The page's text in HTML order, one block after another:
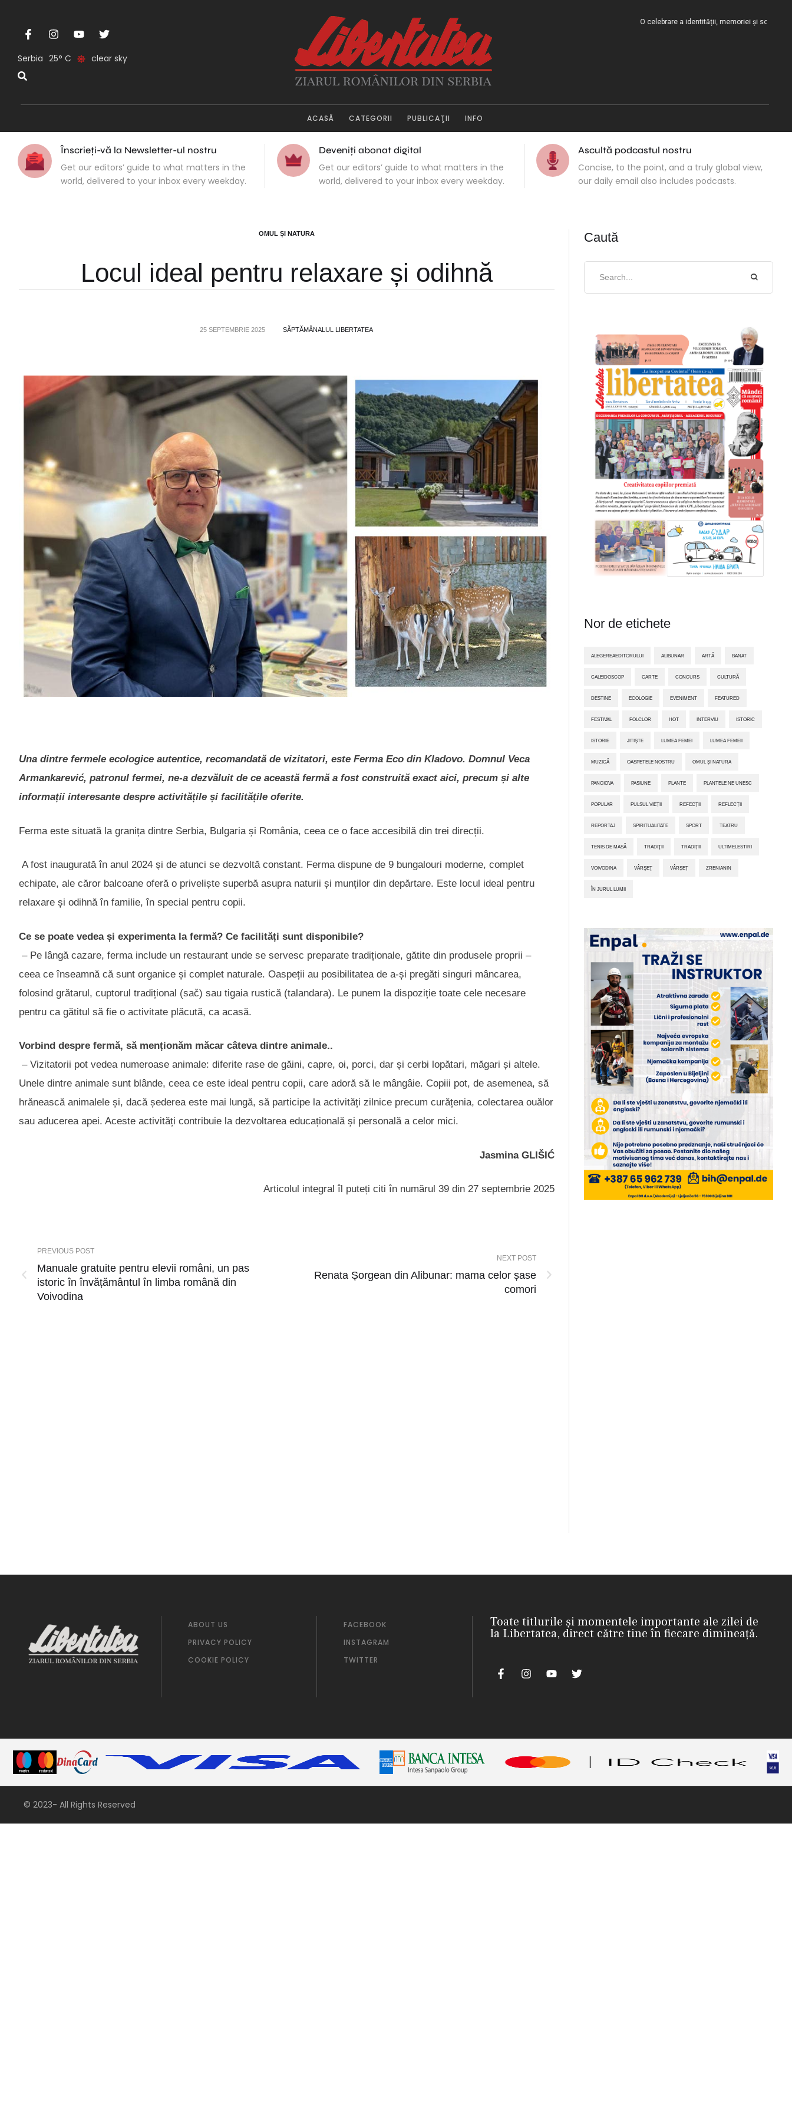
Serbia 25 clear sky
O celebrare a identității, memoriei și solidarității
ACASĂ CATEGORII PUBLICAŢII INFO
Înscrieți-vă la Newsletter-ul nostru
Get our editors’ guide to what matters in the
world, delivered to your inbox every weekday.
Deveniți abonat digital
Get our editors’ guide to what matters in the
world, delivered to your inbox every weekday.
Ascultă podcastul nostru
Concise, to the point, and a truly global view,
our daily email also includes podcasts.
OMUL ȘI NATURA
Locul ideal pentru relaxare și odihnă
25 SEPTEMBRIE 2025 SĂPTĂMÂNALUL LIBERTATEA
Una dintre fermele ecologice autentice, recomandată de vizitatori, este Ferma Eco din Kladovo. Domnul Veca
Armankarević, patronul fermei, ne-a dezvăluit de ce această fermă a fost construită exact aici, precum și alte
informații interesante despre activitățile și facilitățile oferite.
Ferma este situată la granița dintre Serbia, Bulgaria și România, ceea ce o face accesibilă din trei direcții.
A fost inaugurată în anul 2024 și de atunci se dezvoltă constant. Ferma dispune de 9 bungalouri moderne, complet
echipate, ale căror balcoane oferă o priveliște superbă asupra naturii și munților din depărtare. Este locul ideal pentru
relaxare și odihnă în familie, în special pentru copii.
Ce se poate vedea și experimenta la fermă? Ce facilități sunt disponibile?
– Pe lângă cazare, ferma include un restaurant unde se servesc preparate tradiționale, gătite din produsele proprii –
ceea ce înseamnă că sunt organice și complet naturale. Oaspeții au posibilitatea de a-și pregăti singuri mâncarea,
folosind grătarul, cuptorul tradițional (sač) sau tigaia rustică (talandara). Le punem la dispoziție toate cele necesare
pentru ca gătitul să fie o activitate plăcută, ca acasă.
Vorbind despre fermă, sămenționăm măcar câteva dintre animale..
– Vizitatorii pot vedea numeroase animale: diferite rase de găini, capre, oi, porci, dar și cerbi lopătari, măgari și altele.
Unele dintre animale sunt blânde, ceea ce este ideal pentru copii, care adoră să le mângâie. Copiii pot, de asemenea, să
hrănească animalele și, dacă șederea este mai lungă, să participe la activități zilnice precum curățenia, colectarea ouălor
sau aducerea apei. Aceste activități contribuie la dezvoltarea educațională și personală a celor mici.
Jasmina GLIŠIĆ
Articolul integral îl puteți citi în numărul 39 din 27 septembrie 2025
PREVIOUS POST
Manuale gratuite pentru elevii români, un pas
istoric în învățământul în limba română din
Voivodina
NEXT POST
Renata Șorgean din Alibunar: mama celor șase
comori
Caută
Nor de etichete
ALEGEREAEDITORULUI ALIBUNAR ARTĂ BANAT
CALEIDOSCOP CARTE CONCURS CULTURĂ
DESTINE ECOLOGIE EVENIMENT FEATURED
FESTIVAL FOLCLOR HOT INTERVIU ISTORIC
ISTORIE JITIŞTE LUMEA FEMEI LUMEA FEMEII
MUZICĂ OASPETELE NOSTRU OMUL ȘI NATURA
PANCIOVA PASIUNE PLANTE PLANTELE NE UNESC
POPULAR PULSUL VIEȚII REFECȚII REFLECȚII
REPORTAJ SPIRITUALITATE SPORT TEATRU
TENIS DE MASĂ TRADIŢII TRADIȚII ULTIMELESTIRI
VOIVODINA VÂRŞEŢ VÂRȘEȚ ZRENIANIN
ÎN JURUL LUMII
ABOUT US
PRIVACY POLICY
COOKIE POLICY
FACEBOOK
INSTAGRAM
TWITTER
Toate titlurile și momentele importante ale zilei de
la Libertatea, direct către tine în fiecare dimineață.
© 2023- All Rights Reserved